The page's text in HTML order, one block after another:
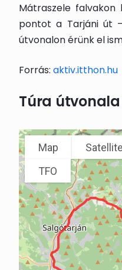
Mátraszele falvakon
pontot a Tarjáni út
útvonalon érünk el
Forrás: aktiv.itthon.hu
Túra útvonala
Map Satellite
TFO